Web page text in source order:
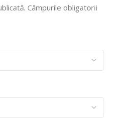
Câmpurile obligatorii